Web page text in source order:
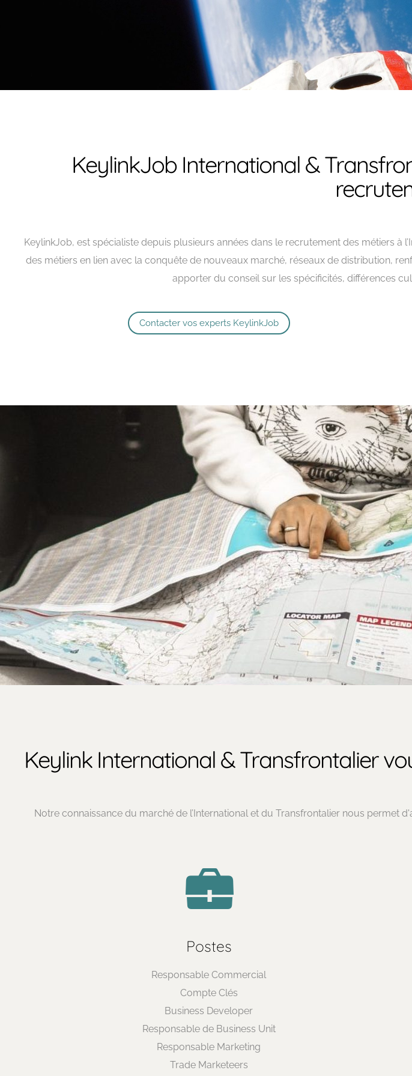
KeylinkJob International &
KeylinkJob, est spécialiste depuis plusieurs années dans le recrutement des métiers à
des métiers en lien avec la conquête de nouveaux marché, réseaux de distribution,
apporter du conseil sur les spécificités, différences
Contacter vos experts KeylinkJob
Keylink International & Transfrontalier
Notre connaissance du marché de l’International et du Transfrontalier nous permet
Postes
Responsable Commercial
Compte Clés
Business Developer
Responsable de Business Unit
Responsable Marketing
Trade Marketeers
Cabinet de recrutement au succès
Nous sommes membre de Batka. Un groupe de 12
entités RH spécialisés, agissant ensemble, pour rendre
le monde du travail plus désirable !